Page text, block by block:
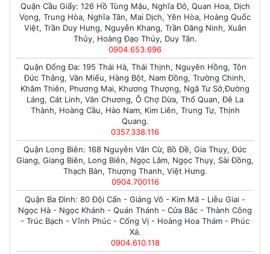
Quận Cầu Giấy: 126 Hồ Tùng Mậu, Nghĩa Đô, Quan Hoa, Dịch
Vọng, Trung Hòa, Nghĩa Tân, Mai Dịch, Yên Hòa, Hoàng Quốc
Việt, Trần Duy Hưng, Nguyễn Khang, Trần Đăng Ninh, Xuân
Thủy, Hoàng Đạo Thúy, Duy Tân.
0904.653.696
Quận Đống Đa: 195 Thái Hà, Thái Thịnh, Nguyên Hồng, Tôn
Đức Thắng, Văn Miếu, Hàng Bột, Nam Đồng, Trường Chinh,
Khâm Thiên, Phương Mai, Khương Thượng, Ngã Tư Sở,Đường
Láng, Cát Linh, Văn Chương, Ô Chợ Dừa, Thổ Quan, Đê La
Thành, Hoàng Cầu, Hào Nam, Kim Liên, Trung Tự, Thịnh
Quang.
0357.338.116
Quận Long Biên: 168 Nguyễn Văn Cừ, Bồ Đề, Gia Thụy, Đức
Giang, Giang Biên, Long Biên, Ngọc Lâm, Ngọc Thụy, Sài Đồng,
Thạch Bàn, Thượng Thanh, Việt Hưng.
0904.700116
Quận Ba Đình: 80 Đội Cấn - Giảng Võ - Kim Mã - Liễu Giai -
Ngọc Hà - Ngọc Khánh - Quán Thánh - Cửa Bắc - Thành Công
- Trúc Bạch - Vĩnh Phúc - Cống Vị - Hoàng Hoa Thám - Phúc
Xá.
0904.610.118